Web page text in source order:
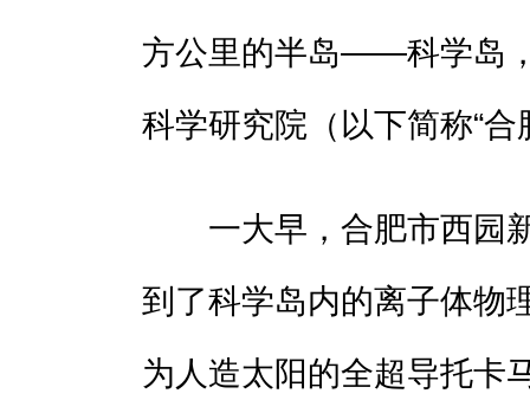
方公里的半岛——科学岛
科学研究院（以下简称“
一大早，合肥市西园新
到了科学岛内的离子体物
为人造太阳的全超导托卡